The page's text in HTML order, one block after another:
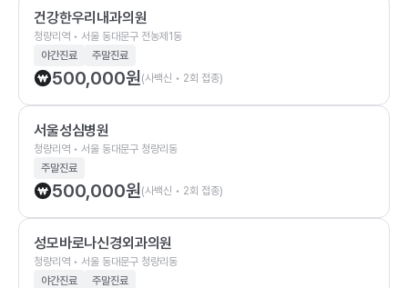
건강한우리내과의원
청량리역 • 서울 동대문구 전농제1동
야간진료
주말진료
500,000원(사백신 • 2회 접종)
서울성심병원
청량리역 • 서울 동대문구 청량리동
주말진료
500,000원(사백신 • 2회 접종)
성모바로나신경외과의원
청량리역 • 서울 동대문구 청량리동
야간진료
주말진료